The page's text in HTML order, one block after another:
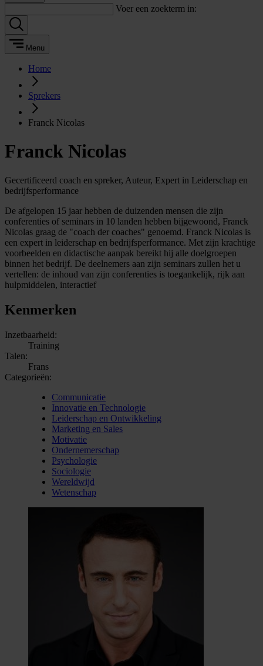
Voer een zoekterm in:
Menu
Home
Sprekers
Franck Nicolas
Franck Nicolas
Gecertificeerd coach en spreker, Auteur, Expert in Leiderschap en
bedrijfsperformance
De afgelopen 15 jaar hebben de duizenden mensen die zijn
conferenties of seminars in 10 landen hebben bijgewoond, Franck
Nicolas graag de "coach der coaches" genoemd. Franck Nicolas is
een expert in leiderschap en bedrijfsperformance. Met zijn krachtige
voorbeelden en didactische aanpak bereikt hij alle doelgroepen
binnen het bedrijf. De deelnemers aan zijn seminars zullen het u
vertellen: de inhoud van zijn conferenties is toegankelijk, rijk aan
hulpmiddelen, interactief
Kenmerken
Inzetbaarheid:
Training
Talen:
Frans
Categorieën:
Communicatie
Innovatie en Technologie
Leiderschap en Ontwikkeling
Marketing en Sales
Motivatie
Ondernemerschap
Psychologie
Sociologie
Wereldwijd
Wetenschap